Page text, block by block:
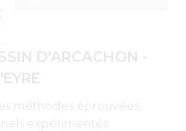
D'ARCACHON -
méthodes éprouvées,
expérimentés